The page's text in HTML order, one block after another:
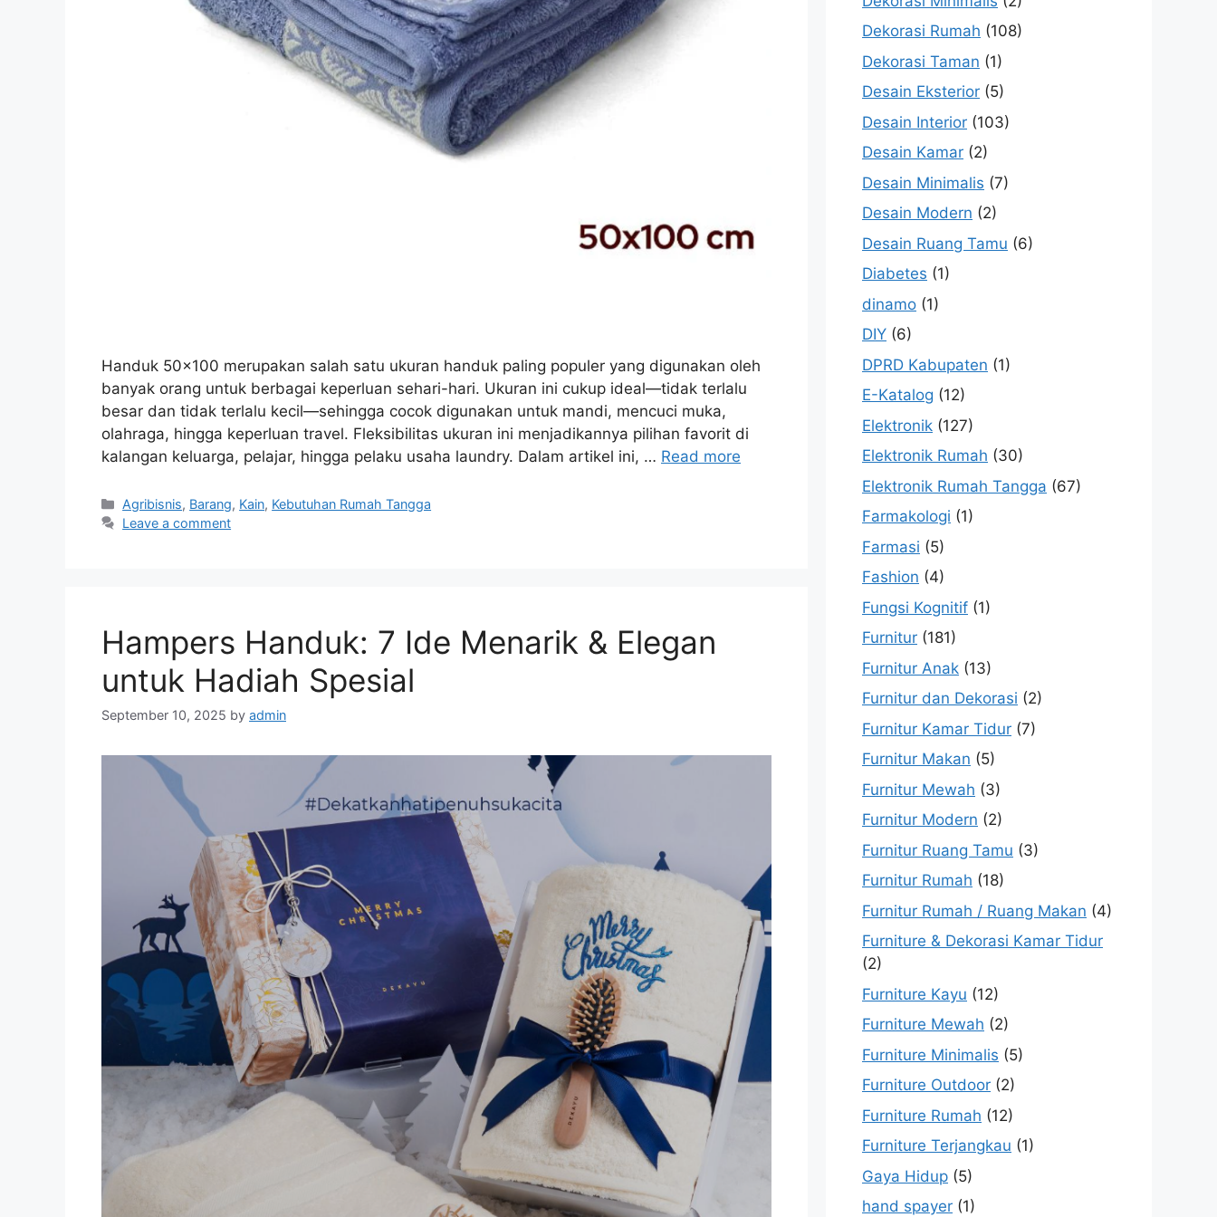
Handuk 50×100 merupakan salah satu ukuran handuk paling populer yang digunakan oleh
banyak orang untuk berbagai keperluan sehari-hari. Ukuran ini cukup ideal—tidak terlalu
besar dan tidak terlalu kecil—sehingga cocok digunakan untuk mandi, mencuci muka,
olahraga, hingga keperluan travel. Fleksibilitas ukuran ini menjadikannya pilihan favorit di
kalangan keluarga, pelajar, hingga pelaku usaha laundry. Dalam artikel ini, … Read more
Categories
Agribisnis, Barang, Kain, Kebutuhan Rumah Tangga
Leave a comment
Hampers Handuk: 7 Ide Menarik & Elegan
untuk Hadiah Spesial
September 10, 2025 by admin
Dekorasi Rumah (108)
Dekorasi Taman (1)
Desain Eksterior (5)
Desain Interior (103)
Desain Kamar (2)
Desain Minimalis (7)
Desain Modern (2)
Desain Ruang Tamu (6)
Diabetes (1)
dinamo (1)
DIY (6)
DPRD Kabupaten (1)
E-Katalog (12)
Elektronik (127)
Elektronik Rumah (30)
Elektronik Rumah Tangga (67)
Farmakologi (1)
Farmasi (5)
Fashion (4)
Fungsi Kognitif (1)
Furnitur (181)
Furnitur Anak (13)
Furnitur dan Dekorasi (2)
Furnitur Kamar Tidur (7)
Furnitur Makan (5)
Furnitur Mewah (3)
Furnitur Modern (2)
Furnitur Ruang Tamu (3)
Furnitur Rumah (18)
Furnitur Rumah / Ruang Makan (4)
Furniture & Dekorasi Kamar Tidur
(2)
Furniture Kayu (12)
Furniture Mewah (2)
Furniture Minimalis (5)
Furniture Outdoor (2)
Furniture Rumah (12)
Furniture Terjangkau (1)
Gaya Hidup (5)
hand spayer (1)